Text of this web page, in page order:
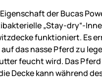
der Bucas
„Stay-dry“-
funktioniert. Es
das nasse Pferd zu
feucht wird. Das
Decke kann während